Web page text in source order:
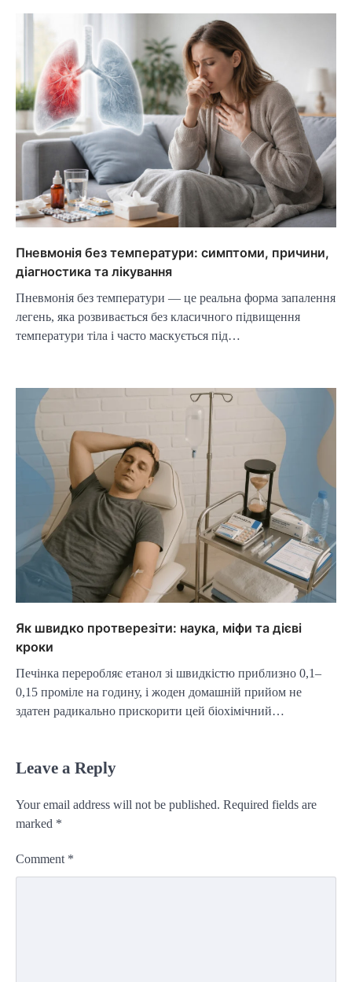
Пневмонія без температури: симптоми, причини,
діагностика та лікування
Пневмонія без температури — це реальна форма запалення
легень, яка розвивається без класичного підвищення
температури тіла і часто маскується під…
Як швидко протверезіти: наука, міфи та дієві
кроки
Печінка переробляє етанол зі швидкістю приблизно 0,1–
0,15 проміле на годину, і жоден домашній прийом не
здатен радикально прискорити цей біохімічний…
Leave a Reply
Your email address will not be published. Required fields are
marked *
Comment *